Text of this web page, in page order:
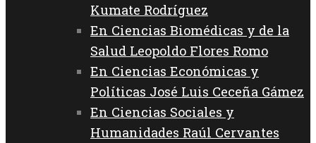
Kumate Rodríguez
En Ciencias Biomédicas y de la
Salud Leopoldo Flores Romo
En Ciencias Económicas y
Políticas José Luis Ceceña Gámez
En Ciencias Sociales y
Humanidades Raúl Cervantes